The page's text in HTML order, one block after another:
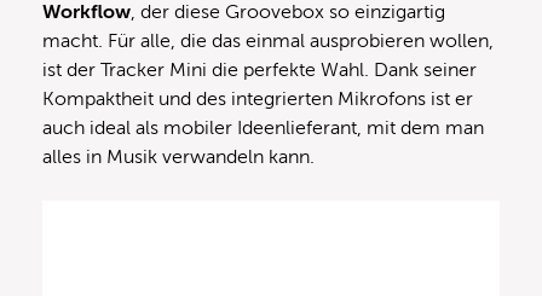
Workflow, der diese Groovebox so einzigartig
macht. Für alle, die das einmal ausprobieren wollen,
ist der Tracker Mini die perfekte Wahl. Dank seiner
Kompaktheit und des integrierten Mikrofons ist er
auch ideal als mobiler Ideenlieferant, mit dem man
alles in Musik verwandeln kann.